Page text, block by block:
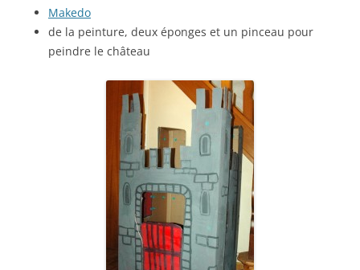
Makedo
de la peinture, deux éponges et un pinceau pour
peindre le château